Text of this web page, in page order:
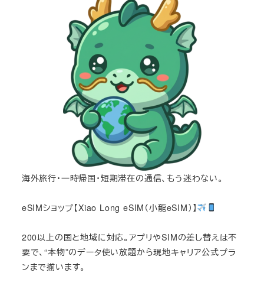
海外旅行・一時帰国・短期滞在の通信、もう迷わない。
eSIMショップ【Xiao Long eSIM（小龍eSIM）】
200以上の国と地域に対応。アプリやSIMの差し替えは不
要で、“本物”のデータ使い放題から現地キャリア公式プラ
ンまで揃います。